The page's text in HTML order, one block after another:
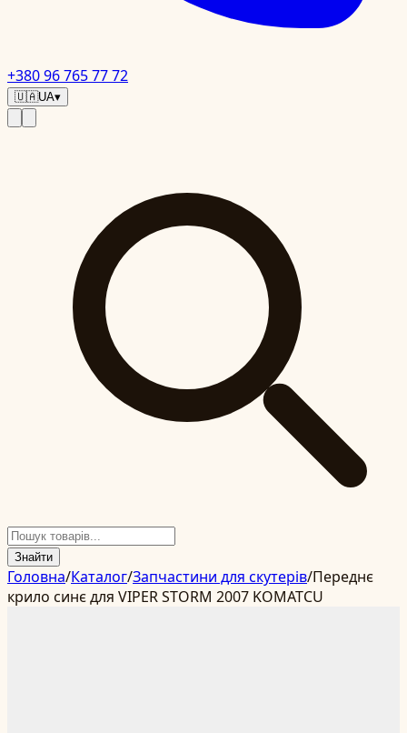
+380 96 765 77 72
🇺🇦UA▾
Знайти
Головна/Каталог/Запчастини для скутерів/Переднє
крило синє для VIPER STORM 2007 KOMATCU